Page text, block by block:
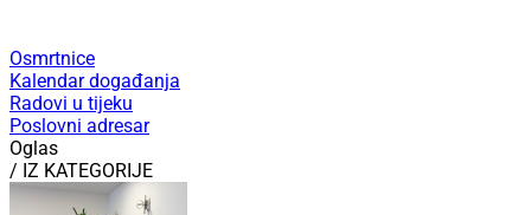
Osmrtnice
Kalendar događanja
Radovi u tijeku
Poslovni adresar
Oglas
/ IZ KATEGORIJE